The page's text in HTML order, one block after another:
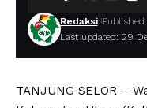
Last updated: 29
Redaksi
TANJUNG SELOR –